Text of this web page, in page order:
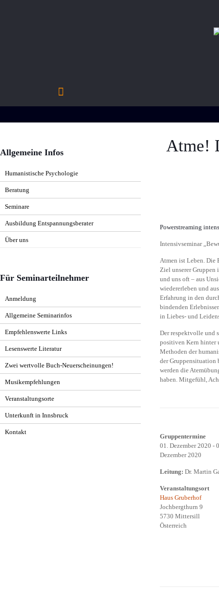
Atme!
Powerstreaming
Intensivseminar
Atmen ist Leben. Die
Ziel unserer Gruppen
und uns oft – aus
wiedererleben und
Erfahrung in den
bindenden
in Liebes- und
Der respektvolle und
positiven Kern hinter
Methoden der
der Gruppensituation
werden die
haben. Mitgefühl,
Gruppentermine
01. Dezember 2020 -
Dezember 2020
Leitung: Dr. Martin
Veranstaltungsort
Haus Gruberhof
Jochbergthurn 9
5730 Mittersill
Österreich
Allgemeine Infos
Humanistische Psychologie
Integratives Atmen
Beratung
Seminare
Erfahrungsberichte
Ausbildung Entspannungsberater
Themenschwerpunkte
Teilnehmer berichten
Über uns
Für Seminarteilnehmer
Anmeldung
Allgemeine Seminarinfos
Empfehlenswerte Links
Lesenswerte Literatur
Zwei wertvolle Buch-Neuerscheinungen!
Musikempfehlungen
Veranstaltungsorte
Unterkunft in Innsbruck
Kontakt